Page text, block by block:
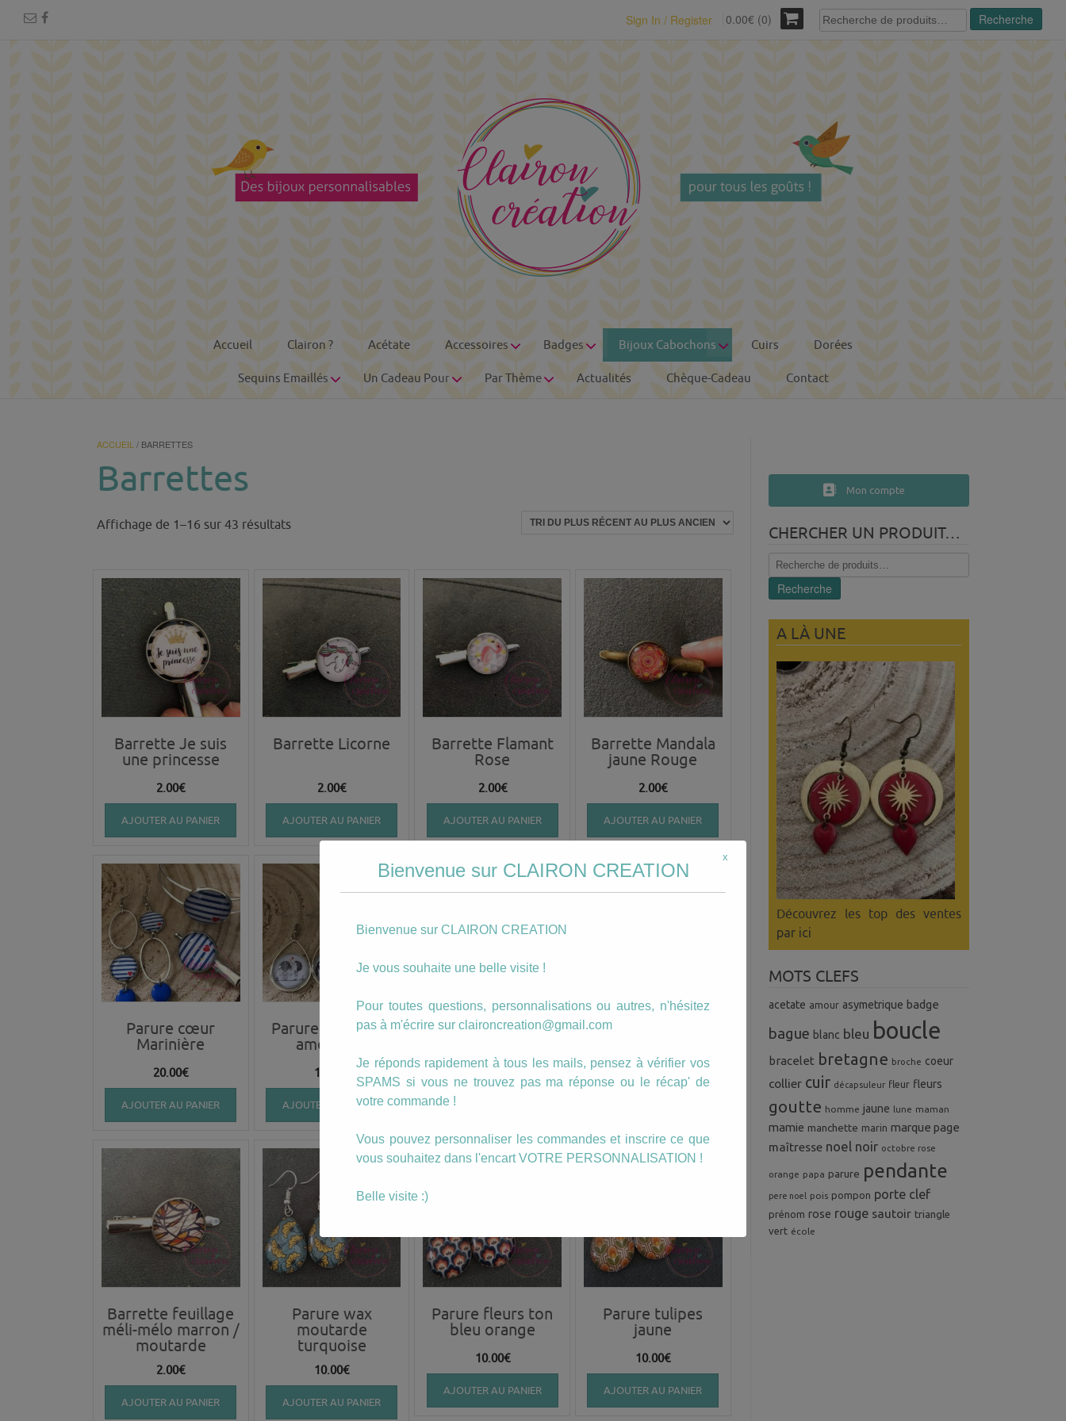
Sign In / Register 0.00€ (0)
Recherche
pour :
Recherche
Accueil Clairon ? Acétate Accessoires Badges Bijoux Cabochons Cuirs Dorées
Sequins Emaillés Un Cadeau Pour Par Thème Actualités Chèque-Cadeau Contact
ACCUEIL / BARRETTES
Barrettes
Affichage de 1–16 sur 43 résultatsTrié
récent
Barrette Je suis
une princesse
2.00€
AJOUTER AU PANIER
Barrette Licorne
2.00€
AJOUTER AU PANIER
Barrette Flamant
Rose
2.00€
AJOUTER AU PANIER
Barrette Mandala
jaune Rouge
2.00€
AJOUTER AU PANIER
Parure cœur
Marinière
20.00€
AJOUTER AU PANIER
Parure les jeunes
amoureux
16.00
AJOUTER AU PANIER
Parure fleurs en
AJOUTER AU PANIER
Parure fleurs
Barrette feuillage
méli-mélo marron /
moutarde
2.00€
AJOUTER AU PANIER
Parure wax
moutarde
turquoise
10.00€
AJOUTER AU PANIER
Parure fleurs ton
bleu orange
10.00€
AJOUTER AU PANIER
Parure tulipes
jaune
10.00€
AJOUTER AU PANIER
Mon compte
CHERCHER UN PRODUIT…
Recherche
pour :
Recherche
A LÀ UNE
Découvrez les top des ventes
par ici
MOTS CLEFS
acetate amour asymetrique badge
bague blanc bleu boucle
bracelet bretagne broche coeur
collier cuir décapsuleur fleur fleurs
goutte homme jaune lune maman
mamie manchette marin marque page
maîtresse noel noir octobre rose
orange papa parure pendante
pere noel pois pompon porte clef
prénom rose rouge sautoir triangle
vert école
Bienvenue sur CLAIRON CREATION
Bienvenue sur CLAIRON CREATION
Je vous souhaite une belle visite !
Pour toutes questions, personnalisations ou autres, n'hésitez
pas à m'écrire sur claironcreation@gmail.com
Je réponds rapidement à tous les mails, pensez à vérifier vos
SPAMS si vous ne trouvez pas ma réponse ou le récap' de
votre commande !
Vous pouvez personnaliser les commandes et inscrire ce que
vous souhaitez dans l'encart VOTRE PERSONNALISATION !
Belle visite :)
x